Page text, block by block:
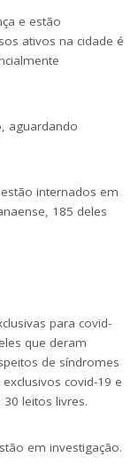
e estão
ativos na cidade é
aguardando
internados em
185 deles
para covid-
que deram
de síndromes
covid-19 e
leitos livres.
em investigação.